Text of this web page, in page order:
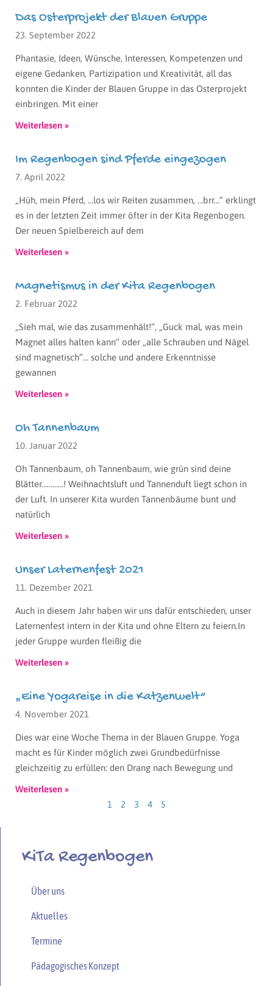
Das Osterprojekt der Blauen Gruppe
23. September 2022
Phantasie, Ideen, Wünsche, Interessen, Kompetenzen und
eigene Gedanken, Partizipation und Kreativität, all das
konnten die Kinder der Blauen Gruppe in das Osterprojekt
einbringen. Mit einer
Weiterlesen »
Im Regenbogen sind Pferde eingezogen
7. April 2022
„Hüh, mein Pferd, …los wir Reiten zusammen, …brr…“ erklingt
es in der letzten Zeit immer öfter in der Kita Regenbogen.
Der neuen Spielbereich auf dem
Weiterlesen »
Magnetismus in der Kita Regenbogen
2. Februar 2022
„Sieh mal, wie das zusammenhält!“, „Guck mal, was mein
Magnet alles halten kann“ oder „alle Schrauben und Nägel
sind magnetisch“… solche und andere Erkenntnisse
gewannen
Weiterlesen »
Oh Tannenbaum
10. Januar 2022
Oh Tannenbaum, oh Tannenbaum, wie grün sind deine
Blätter…………! Weihnachtsluft und Tannenduft liegt schon in
der Luft. In unserer Kita wurden Tannenbäume bunt und
natürlich
Weiterlesen »
Unser Laternenfest 2021
11. Dezember 2021
Auch in diesem Jahr haben wir uns dafür entschieden, unser
Laternenfest intern in der Kita und ohne Eltern zu feiern.In
jeder Gruppe wurden fleißig die
Weiterlesen »
„Eine Yogareise in die Katzenwelt“
4. November 2021
Dies war eine Woche Thema in der Blauen Gruppe. Yoga
macht es für Kinder möglich zwei Grundbedürfnisse
gleichzeitig zu erfüllen: den Drang nach Bewegung und
Weiterlesen »
1
2 3 4 5
KiTa Regenbogen
Über uns
Aktuelles
Termine
Pädagogisches Konzept